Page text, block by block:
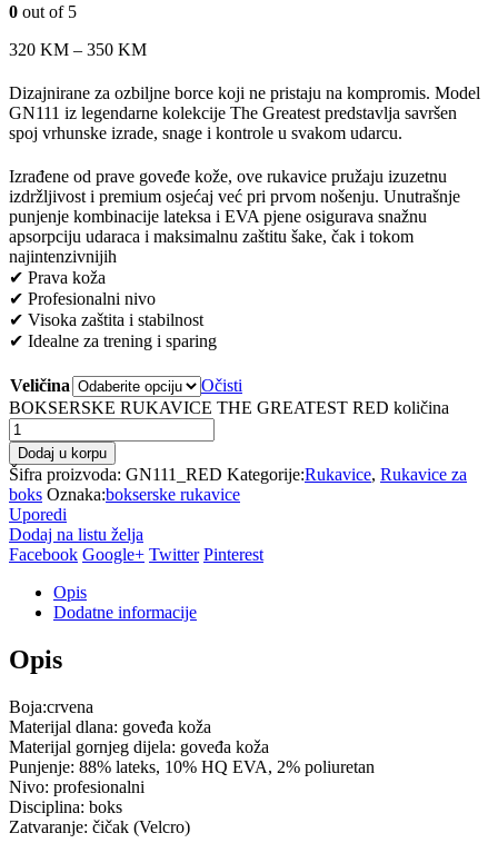
0 out of 5
320 KM – 350 KM
Dizajnirane za ozbiljne borce koji ne pristaju na kompromis. Model
GN111 iz legendarne kolekcije The Greatest predstavlja savršen
spoj vrhunske izrade, snage i kontrole u svakom udarcu.
Izrađene od prave goveđe kože, ove rukavice pružaju izuzetnu
izdržljivost i premium osjećaj već pri prvom nošenju. Unutrašnje
punjenje kombinacije lateksa i EVA pjene osigurava snažnu
apsorpciju udaraca i maksimalnu zaštitu šake, čak i tokom
najintenzivnijih
✔ Prava koža
✔ Profesionalni nivo
✔ Visoka zaštita i stabilnost
✔ Idealne za trening i sparing
Veličina
Očisti
BOKSERSKE RUKAVICE THE GREATEST RED količina
Dodaj u korpu
Šifra proizvoda: GN111_RED Kategorije:Rukavice, Rukavice za
boks Oznaka:bokserske rukavice
Uporedi
Dodaj na listu želja
Facebook Google+ Twitter Pinterest
Opis
Dodatne informacije
Opis
Boja:crvena
Materijal dlana: goveđa koža
Materijal gornjeg dijela: goveđa koža
Punjenje: 88% lateks, 10% HQ EVA, 2% poliuretan
Nivo: profesionalni
Disciplina: boks
Zatvaranje: čičak (Velcro)